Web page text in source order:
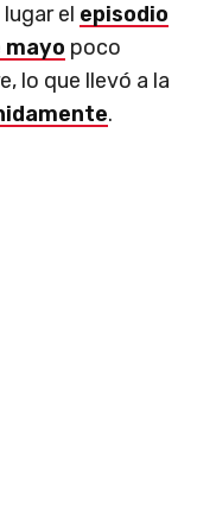
el episodio
mayo poco
lo que llevó a la
.